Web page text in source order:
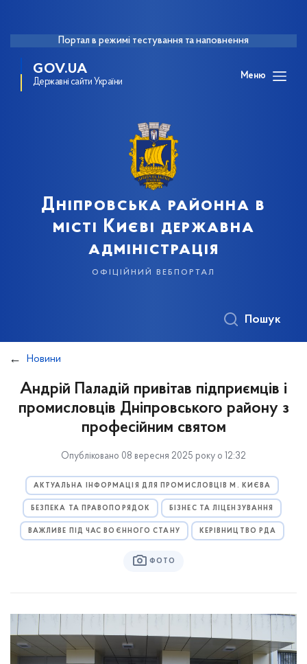
Портал в режимі тестування та наповнення
GOV.UA
Державні сайти України
Меню
Дніпровська районна в
місті Києві державна
адміністрація
офіційний вебпортал
Пошук
Новини
Андрій Паладій привітав підприємців і
промисловців Дніпровського району з
професійним святом
Опубліковано 08 вересня 2025 року о 12:32
АКТУАЛЬНА ІНФОРМАЦІЯ ДЛЯ ПРОМИСЛОВЦІВ М. КИЄВА
БЕЗПЕКА ТА ПРАВОПОРЯДОК БІЗНЕС ТА ЛІЦЕНЗУВАННЯ
ВАЖЛИВЕ ПІД ЧАС ВОЄННОГО СТАНУ КЕРІВНИЦТВО РДА
ФОТО